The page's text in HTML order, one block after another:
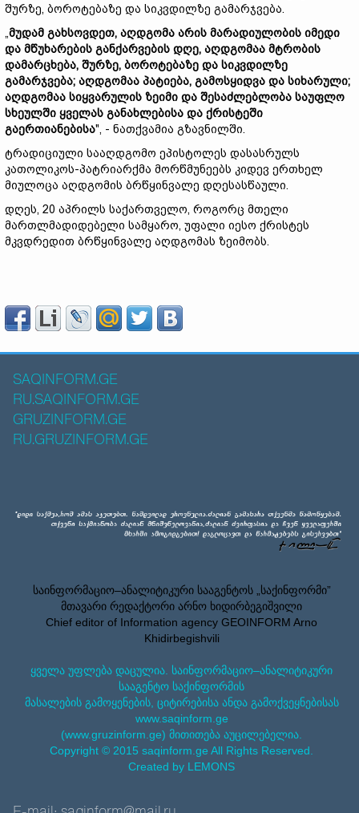
შურზე, ბოროტებაზე და სიკვდილზე გამარჯვება.
„მუდამ გახსოვდეთ, აღდგომა არის მარადიულობის იმედი
და მწუხარების განქარვების დღე, აღდგომაა მტრობის
დამარცხება, შურზე, ბოროტებაზე და სიკვდილზე
გამარჯვება; აღდგომაა პატიება, გამოსყიდვა და სიხარული;
აღდგომაა სიყვარულის ზეიმი და შესაძლებლობა საუფლო
სხეულში ყველას განახლებისა და ქრისტეში
გაერთიანებისა", - ნათქვამია გზავნილში.
ტრადიციული სააღდგომო ეპისტოლეს დასასრულს
კათოლიკოს-პატრიარქმა მორწმუნეებს კიდევ ერთხელ
მიულოცა აღდგომის ბრწყინვალე დღესასწაული.
დღეს, 20 აპრილს საქართველო, როგორც მთელი
მართლმადიდებელი სამყარო, უფალი იესო ქრისტეს
მკვდრედით ბრწყინვალე აღდგომას ზეიმობს.
SAQINFORM.GE
RU.SAQINFORM.GE
GRUZINFORM.GE
RU.GRUZINFORM.GE
საინფორმაციო–ანალიტიკური სააგენტოს „საქინფორმი”
მთავარი რედაქტორი არნო ხიდირბეგიშვილი
Chief editor of Information agency GEOINFORM Arno
Khidirbegishvili
ყველა უფლება დაცულია. საინფორმაციო–ანალიტიკური
სააგენტო საქინფორმის
მასალების გამოყენების, ციტირებისა ანდა გამოქვეყნებისას
www.saqinform.ge
(www.gruzinform.ge) მითითება აუცილებელია.
Copyright © 2015 saqinform.ge All Rights Reserved.
Created by LEMONS